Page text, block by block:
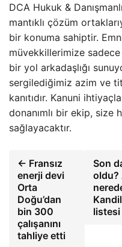
DCA Hukuk &
mantıklı çözüm
bir konuma sahiptir.
müvekkillerimize
bir yol arkadaşlığı
sergilediğimiz azim ve
kanıtıdır. Kanuni
donanımlı bir ekip, size
sağlayacaktır.
← Fransız
enerji devi
Orta
Doğu’dan
bin 300
çalışanını
tahliye etti
Son
oldu?